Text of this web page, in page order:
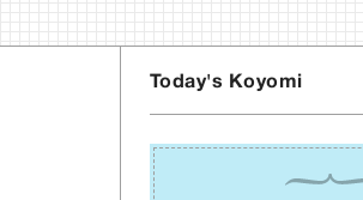
Today's Koyomi